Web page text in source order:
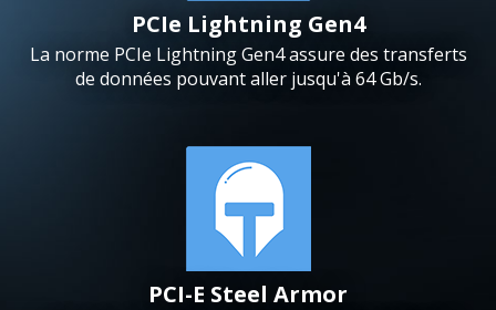
PCIe Lightning Gen4
La norme PCIe Lightning Gen4 assure des transferts
de données pouvant aller jusqu'à 64 Gb/s.
PCI-E Steel Armor